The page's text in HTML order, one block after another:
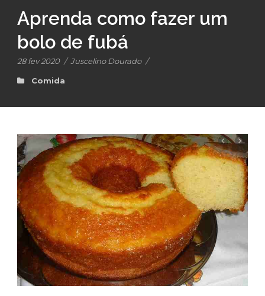
Aprenda como fazer um
bolo de fubá
28 fev 2020 / Juscelino Dourado /
Comida